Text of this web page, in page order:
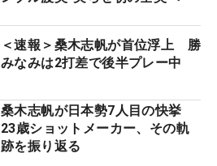
＜速報＞桑木志帆が首位浮上 勝
みなみは2打差で後半プレー中
桑木志帆が日本勢7人目の快挙
23歳ショットメーカー、その軌
跡を振り返る